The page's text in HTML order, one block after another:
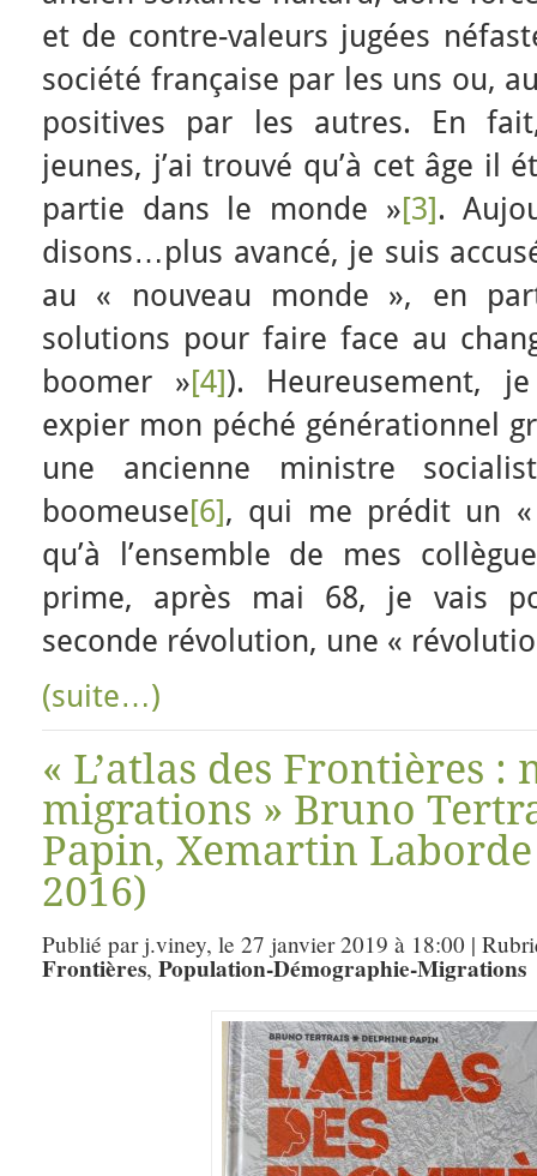
et de contre-valeurs jugées
société française par les uns ou,
positives par les autres. En
jeunes, j’ai trouvé qu’à cet âge il
partie dans le monde »[3].
disons…plus avancé, je suis
au « nouveau monde », en
solutions pour faire face au
boomer »[4]). Heureusement,
expier mon péché générationnel
une ancienne ministre
boomeuse[6], qui me prédit un
qu’à l’ensemble de mes
prime, après mai 68, je vais
seconde révolution, une «
(suite…)
« L’atlas des Frontières
migrations » Bruno
Papin, Xemartin Laborde
2016)
Publié par j.viney, le 27 janvier 2019 à 18:00 |
Frontières, Population-Démographie-Migrations